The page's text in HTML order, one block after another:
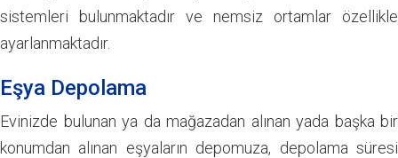
sistemleri bulunmaktadır ve nemsiz ortamlar özellikle
ayarlanmaktadır.
Eşya Depolama
Evinizde bulunan ya da mağazadan alınan yada başka bir
konumdan alınan eşyaların depomuza, depolama süresi